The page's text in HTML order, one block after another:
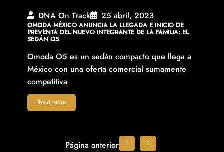
DNA On Track 25 abril, 2023
OMODA MÉXICO ANUNCIA LA LLEGADA E INICIO DE
PREVENTA DEL NUEVO INTEGRANTE DE LA FAMILIA: EL
SEDÁN O5
Omoda O5 es un sedán compacto que llega a
México con una oferta comercial sumamente
competitiva
Read More
Página anterior 1 2